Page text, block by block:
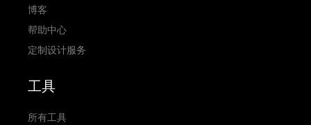
博客
帮助中心
定制设计服务
工具
所有工具